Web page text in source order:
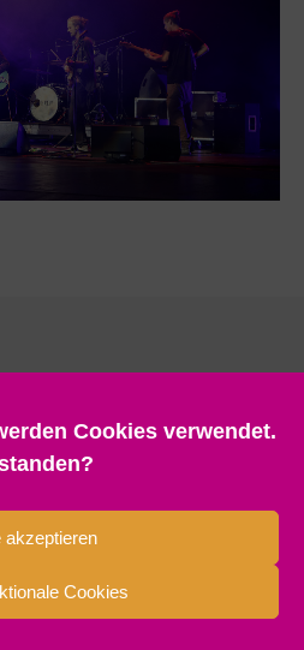
Cookies verwendet.
akzeptieren
Cookies